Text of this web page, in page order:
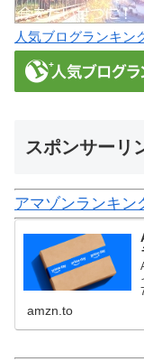
人気ブログランキン
スポンサーリ
アマゾンランキン
amzn.to